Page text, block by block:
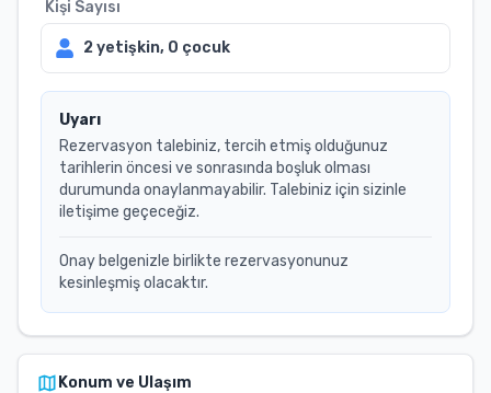
Kişi Sayısı
2yetişkin, 0 çocuk
Uyarı
Rezervasyon talebiniz, tercih etmiş olduğunuz
tarihlerin öncesi ve sonrasında boşluk olması
durumunda onaylanmayabilir. Talebiniz için sizinle
iletişime geçeceğiz.
Onay belgenizle birlikte rezervasyonunuz
kesinleşmiş olacaktır.
Konum ve Ulaşım